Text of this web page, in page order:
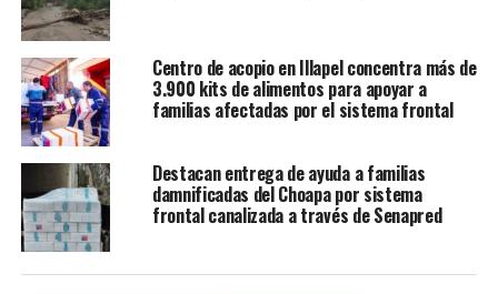
Centro de acopio en Illapel concentra más de
3.900 kits de alimentos para apoyar a
familias afectadas por el sistema frontal
Destacan entrega de ayuda a familias
damnificadas del Choapa por sistema
frontal canalizada a través de Senapred